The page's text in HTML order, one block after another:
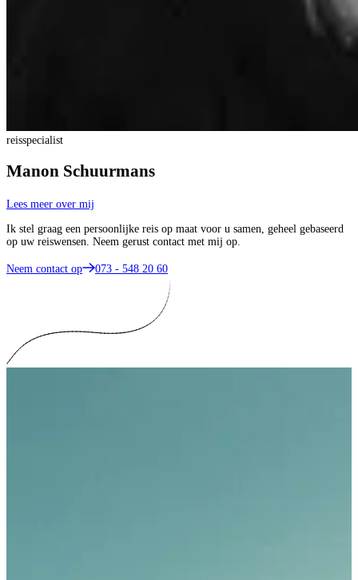
reisspecialist
Manon Schuurmans
Lees meer over mij
Ik stel graag een persoonlijke reis op maat voor u samen, geheel gebaseerd
op uw reiswensen. Neem gerust contact met mij op.
Neem contact op 073 - 548 20 60